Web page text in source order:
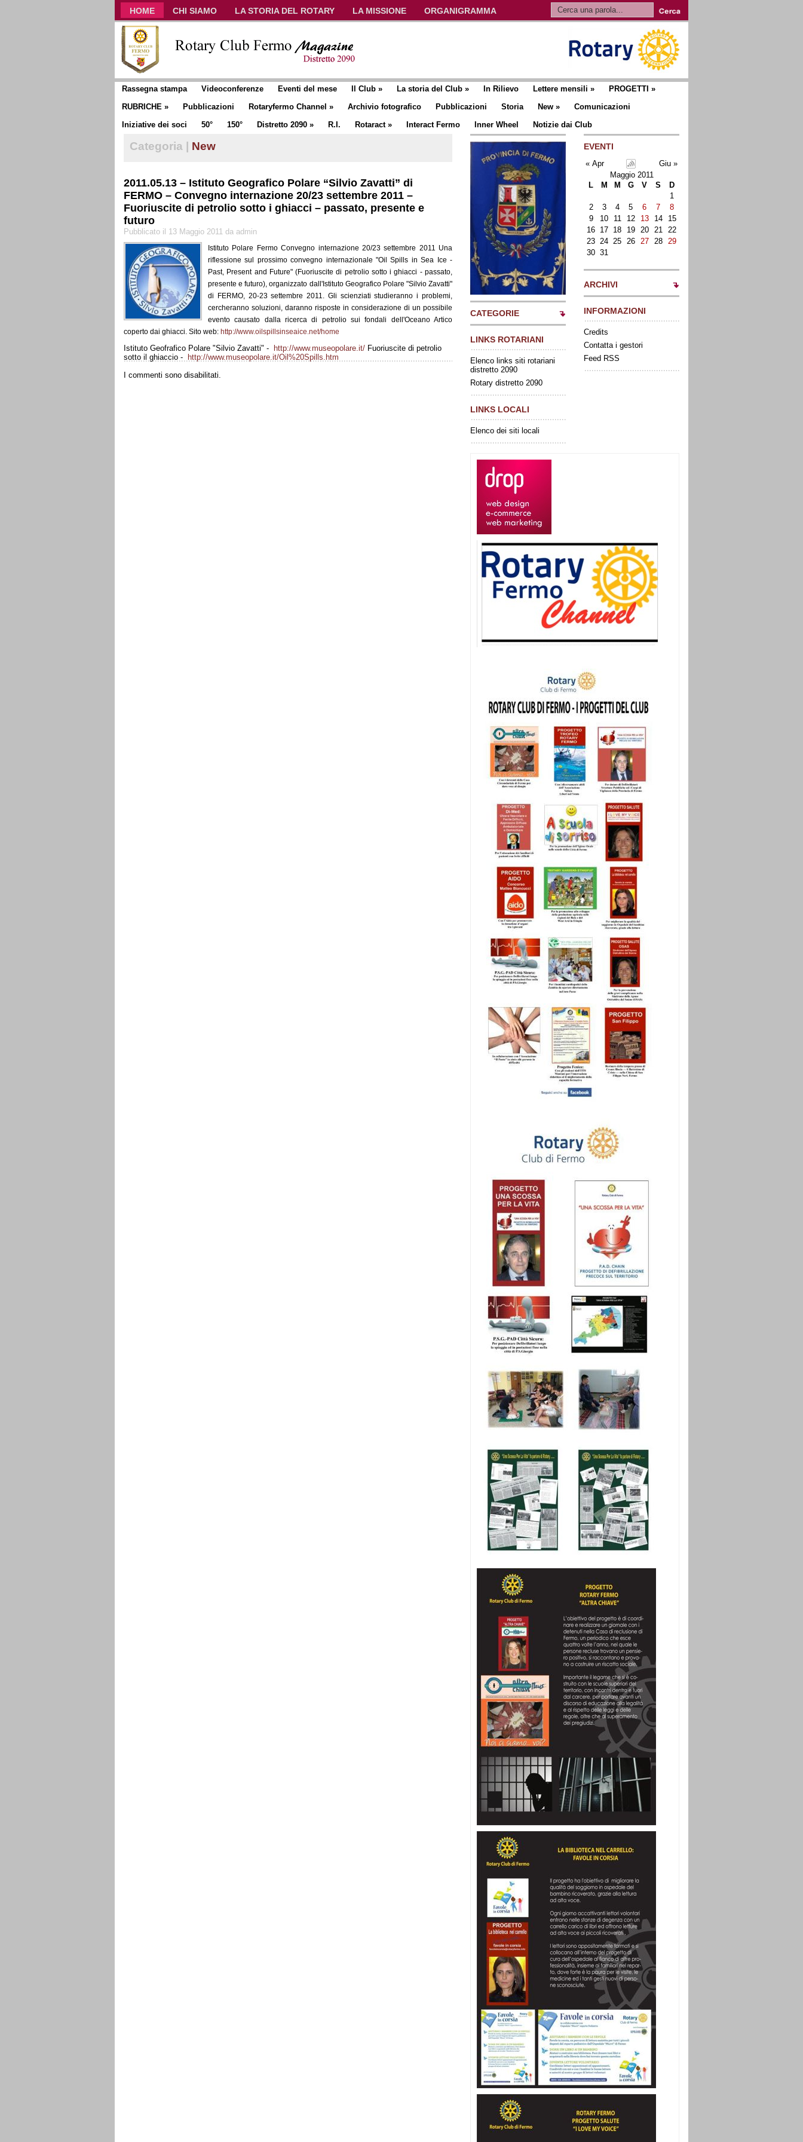
HOME CHI SIAMO LA STORIA DEL ROTARY LA MISSIONE
ORGANIGRAMMA
CLUB COMMUNICATOR
Rassegna stampa Videoconferenze Eventi del mese Il Club » La storia del Club » In Rilievo Lettere mensili » PROGETTI »
RUBRICHE » Pubblicazioni Rotaryfermo Channel » Archivio fotografico Pubblicazioni Storia New »
Comunicazioni
Iniziative dei soci
50° 150° Distretto 2090 » R.I. Rotaract» Interact Fermo Inner Wheel Notizie dai Club
Categoria | New
2011.05.13 – Istituto Geografico Polare “Silvio Zavatti” di
FERMO – Convegno internazione 20/23 settembre 2011 –
Fuoriuscite di petrolio sotto i ghiacci – passato, presente e
futuro
Pubblicato il 13 Maggio 2011 da admin
Istituto Polare Fermo Convegno internazione 20/23 settembre 2011 Una
riflessione sul prossimo convegno internazionale "Oil Spills in Sea Ice -
Past, Present and Future" (Fuoriuscite di petrolio sotto i ghiacci - passato,
presente e futuro), organizzato dall'Istituto Geografico Polare "Silvio Zavatti"
di FERMO, 20-23 settembre 2011. Gli scienziati studieranno i problemi,
cercheranno soluzioni, daranno risposte in considerazione di un possibile
evento causato dalla ricerca di petrolio sui fondali dell'Oceano Artico
coperto dai ghiacci. Sito web: http://www.oilspillsinseaice.net/home
Istituto Geofrafico Polare "Silvio Zavatti" - http://www.museopolare.it/ Fuoriuscite di petrolio
sotto il ghiaccio -
http://www.museopolare.it/Oil%20Spills.htm
I commenti sono disabilitati.
CATEGORIE
LINKS ROTARIANI
Elenco links siti rotariani
distretto 2090
Rotary distretto 2090
LINKS LOCALI
Elenco dei siti locali
EVENTI
« Apr
Giu »
Maggio 2011
L
M M G V S
D
1
2
3 4 5 6 7
8
9
10 11 12 13 14
15
16 17 18 19 20 21
22
23 24 25 26 27 28
29
30 31
ARCHIVI
INFORMAZIONI
Credits
Contatta i gestori
Feed RSS